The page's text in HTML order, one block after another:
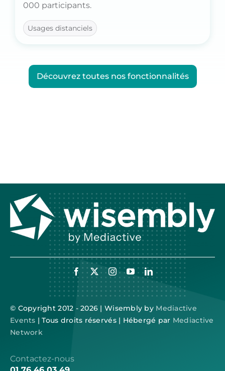
000 participants.
Rassemblez votre public autour d’un sujet
et diffusez votre expertise à grande échelle
pour favoriser la collaboration.
Usages distanciels
Découvrez toutes nos fonctionnalités
© Copyright 2012 - 2026 | Wisembly by Mediactive
Events | Tous droits réservés | Hébergé par Mediactive
Network
Contactez-nous